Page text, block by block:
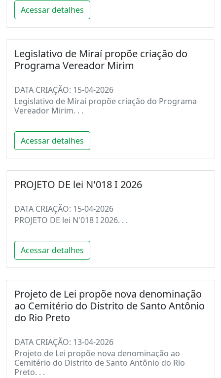
Acessar detalhes
Legislativo de Miraí propõe criação do
Programa Vereador Mirim
DATA CRIAÇÃO: 15-04-2026
Legislativo de Miraí propõe criação do Programa
Vereador Mirim. . .
Acessar detalhes
PROJETO DE lei N'018 I 2026
DATA CRIAÇÃO: 15-04-2026
PROJETO DE lei N'018 I 2026. . .
Acessar detalhes
Projeto de Lei propõe nova denominação
ao Cemitério do Distrito de Santo Antônio
do Rio Preto
DATA CRIAÇÃO: 13-04-2026
Projeto de Lei propõe nova denominação ao
Cemitério do Distrito de Santo Antônio do Rio
Preto. . .